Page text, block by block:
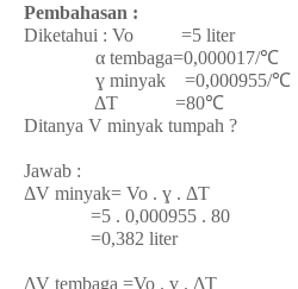
Pembahasan :
Diketahui : Vo =5 liter
α tembaga=0,000017/℃
ɣ minyak =0,000955/℃
ΔT =80℃
Ditanya V minyak tumpah ?
Jawab :
ΔV minyak= Vo . ɣ . ΔT
=5 . 0,000955 . 80
=0,382 liter
ΔV tembaga =Vo . ɣ . ΔT